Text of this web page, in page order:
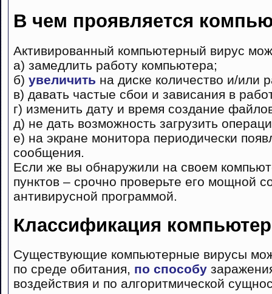
В чем проявляется
Активированный компьютерный вирус
а) замедлить работу компьютера;
б) увеличить на диске количество и/или
в) давать частые сбои и зависания в
г) изменить дату и время создание
д) не дать возможность загрузить
е) на экране монитора периодически
сообщения.
Если же вы обнаружили на своем
пунктов – срочно проверьте его мощной
антивирусной программой.
Классификация
Существующие компьютерные вирусы
по среде обитания, по способу
воздействия и по алгоритмической